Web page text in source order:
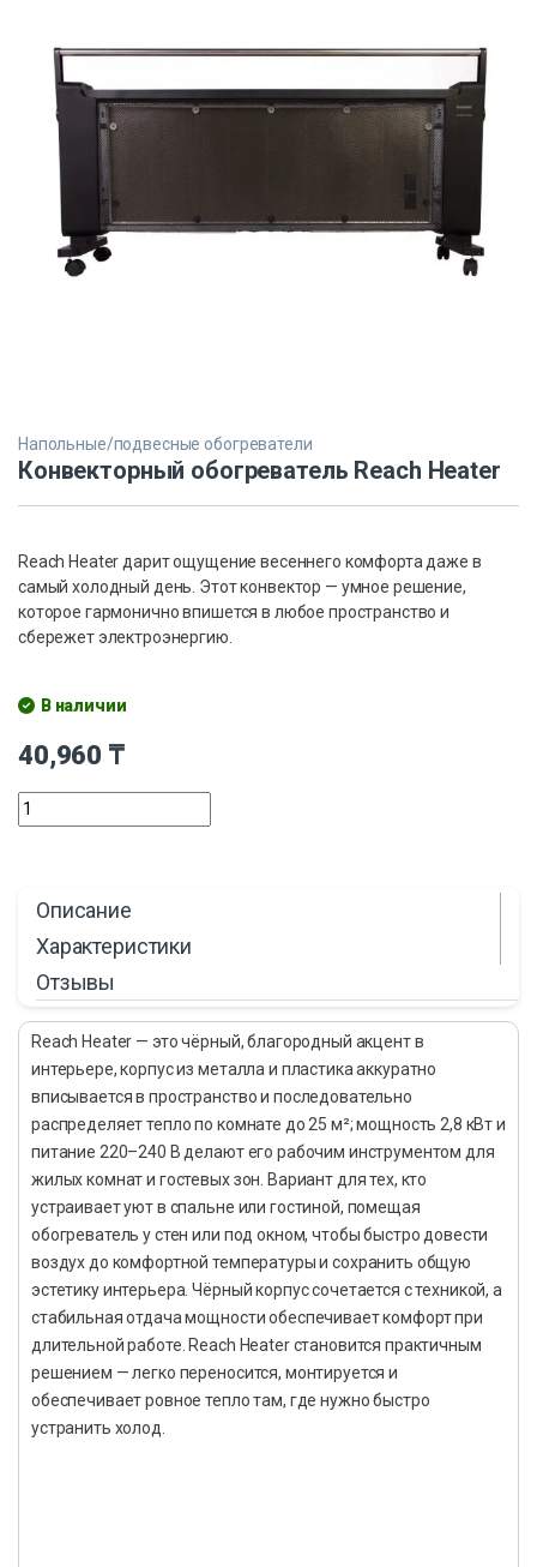
Напольные/подвесные обогреватели
Конвекторный обогреватель Reach Heater
Reach Heater дарит ощущение весеннего комфорта даже в
самый холодный день. Этот конвектор — умное решение,
которое гармонично впишется в любое пространство и
сбережет электроэнергию.
В наличии
40,960 ₸
Описание
Характеристики
Отзывы
Reach Heater — это чёрный, благородный акцент в
интерьере, корпус из металла и пластика аккуратно
вписывается в пространство и последовательно
распределяет тепло по комнате до 25 м²; мощность 2,8 кВт и
питание 220–240 В делают его рабочим инструментом для
жилых комнат и гостевых зон. Вариант для тех, кто
устраивает уют в спальне или гостиной, помещая
обогреватель у стен или под окном, чтобы быстро довести
воздух до комфортной температуры и сохранить общую
эстетику интерьера. Чёрный корпус сочетается с техникой, а
стабильная отдача мощности обеспечивает комфорт при
длительной работе. Reach Heater становится практичным
решением — легко переносится, монтируется и
обеспечивает ровное тепло там, где нужно быстро
устранить холод.